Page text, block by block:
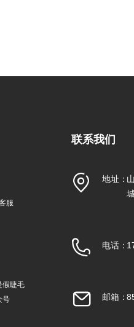
服
假睫毛
号
联系我们
地址：
电话：
邮箱：